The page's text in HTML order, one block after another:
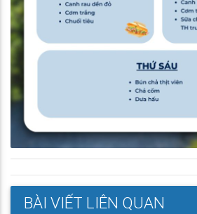
BÀI VIẾT LIÊN QUAN